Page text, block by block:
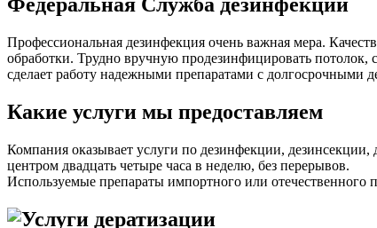
Федеральная Служба дезинфекции
Профессиональная дезинфекция очень важная мера.
обработки. Трудно вручную продезинфицировать
сделает работу надежными препаратами с долгосрочными
Какие услуги мы предоставляем
Компания оказывает услуги по дезинфекции,
центром двадцать четыре часа в неделю, без перерывов.
Используемые препараты импортного или отечественного